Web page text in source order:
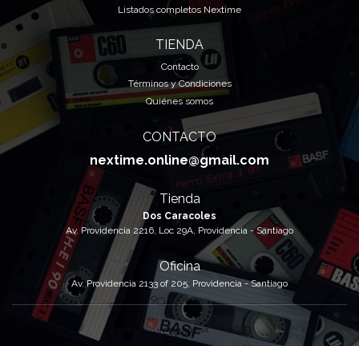
Listados completos Nextime
TIENDA
Contacto
Términos y Condiciones
Quiénes somos
CONTACTO
nextime.online@gmail.com
Tienda
Dos Caracoles
Av. Providencia 2216, Loc 29A, Providencia - Santiago
Oficina
Av. Providencia 2133 of 205, Providencia - Santiago